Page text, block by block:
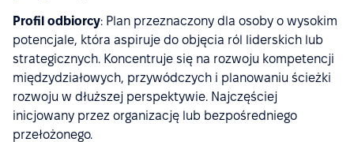
Profil odbiorcy: Plan przeznaczony dla osoby o wysokim
potencjale, która aspiruje do objęcia ról liderskich lub
strategicznych. Koncentruje się na rozwoju kompetencji
międzydziałowych, przywódczych i planowaniu ścieżki
rozwoju w dłuższej perspektywie. Najczęściej
inicjowany przez organizację lub bezpośredniego
przełożonego.